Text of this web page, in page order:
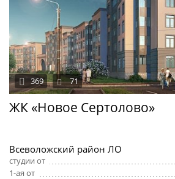
ЖК «Новое Сертолово»
369 71
Всеволожский район ЛО
студии от
1-ая от